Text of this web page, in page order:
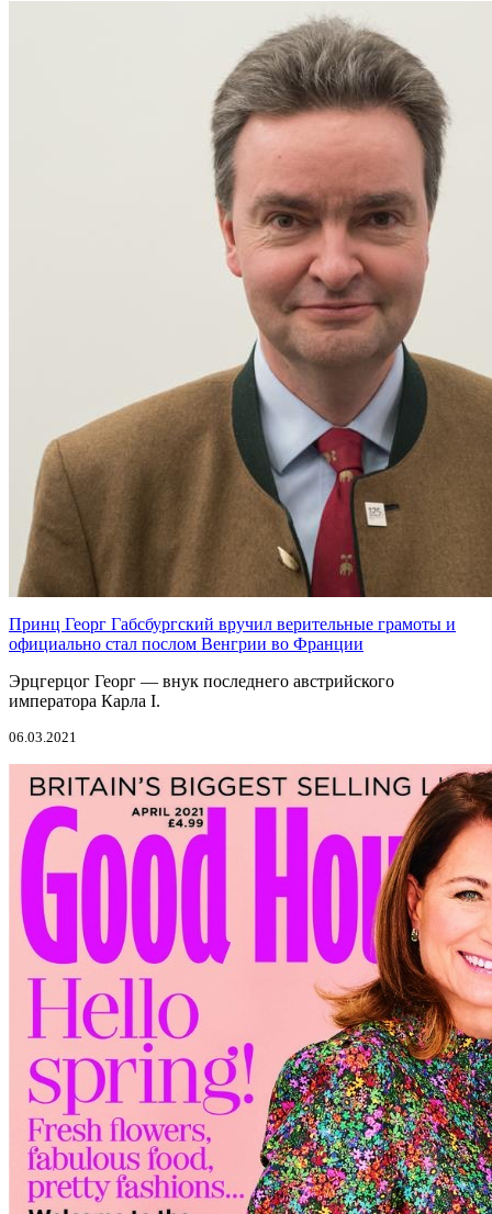
Принц Георг Габсбургский вручил верительные грамоты и
официально стал послом Венгрии во Франции
Эрцгерцог Георг — внук последнего австрийского
императора Карла I.
06.03.2021